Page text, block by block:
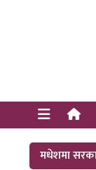
मधेशमा